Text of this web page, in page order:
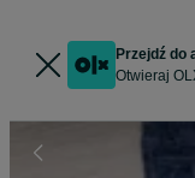
Przejdź do
Otwieraj